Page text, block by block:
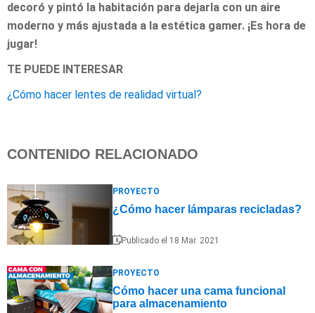
decoró y pintó la habitación para dejarla con un aire
moderno y más ajustada a la estética gamer. ¡Es hora de
jugar!
TE PUEDE INTERESAR
¿Cómo hacer lentes de realidad virtual?
CONTENIDO RELACIONADO
PROYECTO
¿Cómo hacer lámparas recicladas?
Publicado el 18 Mar. 2021
PROYECTO
Cómo hacer una cama funcional
para almacenamiento